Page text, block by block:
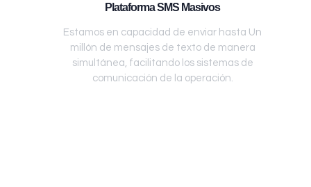
Plataforma SMS Masivos
Estamos en capacidad de enviar hasta Un
millón de mensajes de texto de manera
simultánea, facilitando los sistemas de
comunicación de la operación.